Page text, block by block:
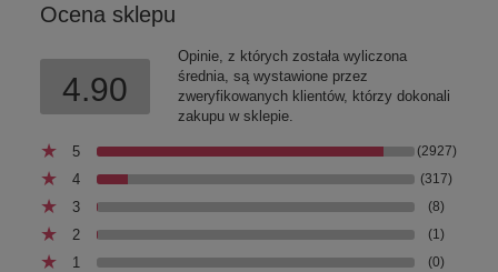
Ocena sklepu
4.90
Opinie, z których została wyliczona
średnia, są wystawione przez
zweryfikowanych klientów, którzy dokonali
zakupu w sklepie.
5 (2927)
4 (317)
3 (8)
2 (1)
1 (0)